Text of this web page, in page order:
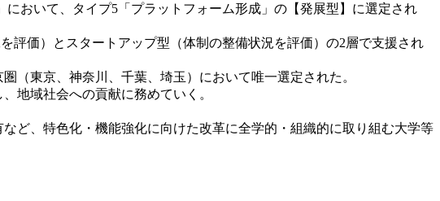
おいて、タイプ5「プラットフォーム形成」の【発展型】に選定され
評価）とスタートアップ型（体制の整備状況を評価）の2層で支援され
（東京、神奈川、千葉、埼玉）において唯一選定された。
地域社会への貢献に務めていく。
ど、特色化・機能強化に向けた改革に全学的・組織的に取り組む大学等